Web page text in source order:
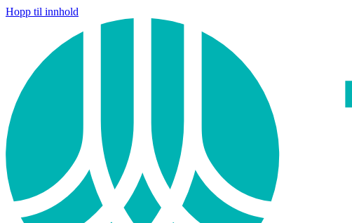
Hopp til innhold